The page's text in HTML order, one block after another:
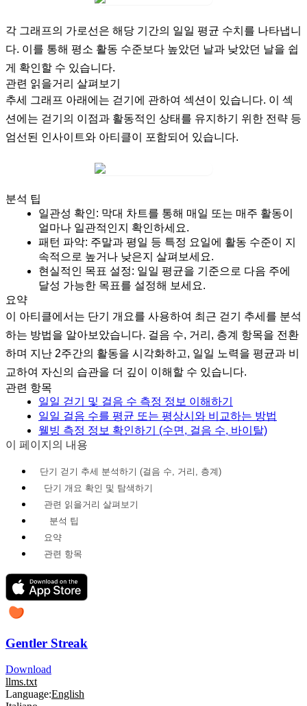
각 그래프의 가로선은 해당 기간의 일일 평균 수치를 나타냅니
다. 이를 통해 평소 활동 수준보다 높았던 날과 낮았던 날을 쉽
게 확인할 수 있습니다.
관련 읽을거리 살펴보기
추세 그래프 아래에는 걷기에 관하여 섹션이 있습니다. 이 섹
션에는 걷기의 이점과 활동적인 상태를 유지하기 위한 전략 등
엄선된 인사이트와 아티클이 포함되어 있습니다.
분석 팁
일관성 확인: 막대 차트를 통해 매일 또는 매주 활동이
얼마나 일관적인지 확인하세요.
패턴 파악: 주말과 평일 등 특정 요일에 활동 수준이 지
속적으로 높거나 낮은지 살펴보세요.
현실적인 목표 설정: 일일 평균을 기준으로 다음 주에
달성 가능한 목표를 설정해 보세요.
요약
이 아티클에서는 단기 개요를 사용하여 최근 걷기 추세를 분석
하는 방법을 알아보았습니다. 걸음 수, 거리, 층계 항목을 전환
하며 지난 2주간의 활동을 시각화하고, 일일 노력을 평균과 비
교하여 자신의 습관을 더 깊이 이해할 수 있습니다.
관련 항목
일일 걷기 및 걸음 수 측정 정보 이해하기
일일 걸음 수를 평균 또는 평상시와 비교하는 방법
웰빙 측정 정보 확인하기 (수면, 걸음 수, 바이탈)
이 페이지의 내용
단기 걷기 추세 분석하기 (걸음 수, 거리, 층계)
단기 개요 확인 및 탐색하기
관련 읽을거리 살펴보기
분석 팁
요약
관련 항목
Gentler Streak
Download
llms.txt
Language:English